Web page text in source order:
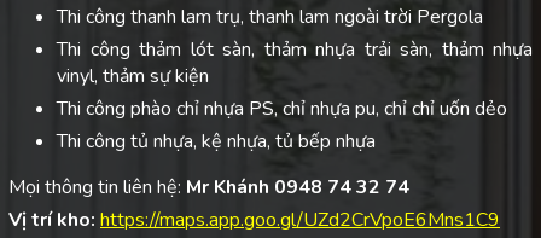
Thi công thanh lam trụ, thanh lam ngoài trời Pergola
Thi công thảm lót sàn, thảm nhựa trải sàn, thảm nhựa
vinyl, thảm sự kiện
Thi công phào chỉ nhựa PS, chỉ nhựa pu, chỉ chỉ uốn dẻo
Thi công tủ nhựa, kệ nhựa, tủ bếp nhựa
Mọi thông tin liên hệ: Mr Khánh 0948 74 32 74
Vị trí kho: https://maps.app.goo.gl/UZd2CrVpoE6Mns1C9